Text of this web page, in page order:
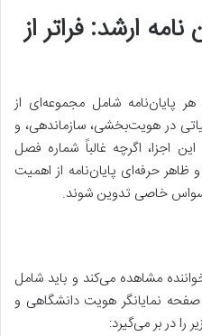
ارشد: فراتر از
پایان‌نامه شامل مجموعه‌ای از
در هویت‌بخشی، سازماندهی، و
اجزا، اگرچه غالباً شماره فصل
ظاهر حرفه‌ای پایان‌نامه از اهمیت
وسواس خاصی تدوین شوند.
مشاهده می‌کند و باید شامل
نمایانگر هویت دانشگاهی و
را در بر می‌گیرد: